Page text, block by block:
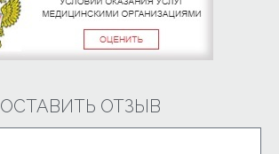
ОСТАВИТЬ ОТЗЫВ